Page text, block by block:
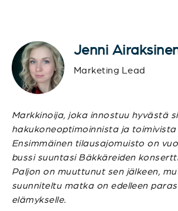
Jenni
Marketing Lead
Markkinoija, joka innostuu hyvästä
hakukoneoptimoinnista ja toimivista
Ensimmäinen tilausajomuisto on
bussi suuntasi Bäkkäreiden
Paljon on muuttunut sen jälkeen,
suunniteltu matka on edelleen
elämykselle.